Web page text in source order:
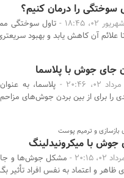
سوختگی را درمان کنیم؟
تاول سوختگی
علائم آن کاهش یابد و بهبود
جای جوش با پلاسما
پلاسما، به
را برای از بین بردن جوش‌های مزاحم
بازسازی و ترمیم پوست
جوش با میکرونیدلینگ
مشکل جوش‌ها و
ظاهر و اعتماد به نفس افراد تأثیر